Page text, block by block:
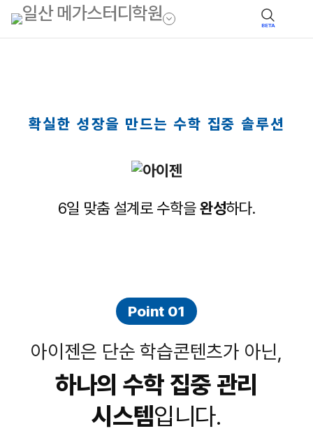
BETA
확실한 성장을 만드는 수학 집중 솔루션
6일 맞춤 설계로 수학을완성하다.
Point 01
아이젠은 단순 학습콘텐츠가 아닌,
하나의 수학 집중 관리
시스템입니다.